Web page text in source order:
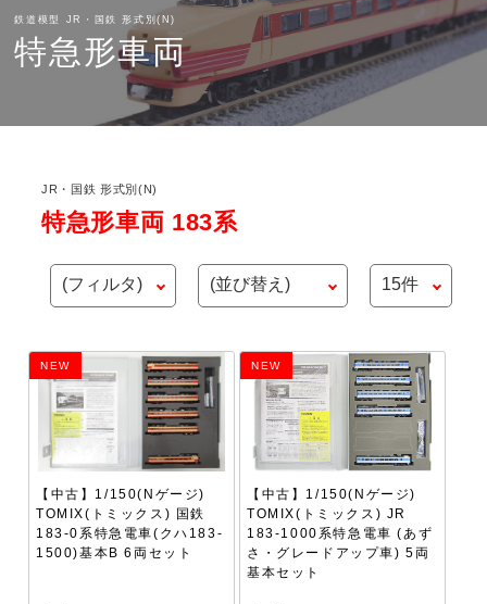
鉄道模型 JR・国鉄 形式別(N)
特急形車両
JR・国鉄 形式別(N)
特急形車両 183系
NEW
【中古】1/150(Nゲージ)
TOMIX(トミックス) 国鉄
183-0系特急電車(クハ183-
1500)基本B 6両セット
NEW
【中古】1/150(Nゲージ)
TOMIX(トミックス) JR
183-1000系特急電車 (あず
さ・グレードアップ車) 5両
基本セット